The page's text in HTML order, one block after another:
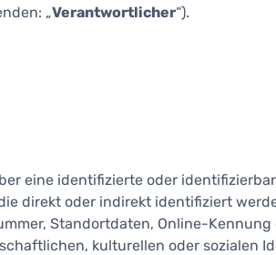
„Verantwortlicher“).
eine identifizierte oder
direkt oder indirekt identifiziert
Standortdaten, Online-
kulturellen oder sozialen